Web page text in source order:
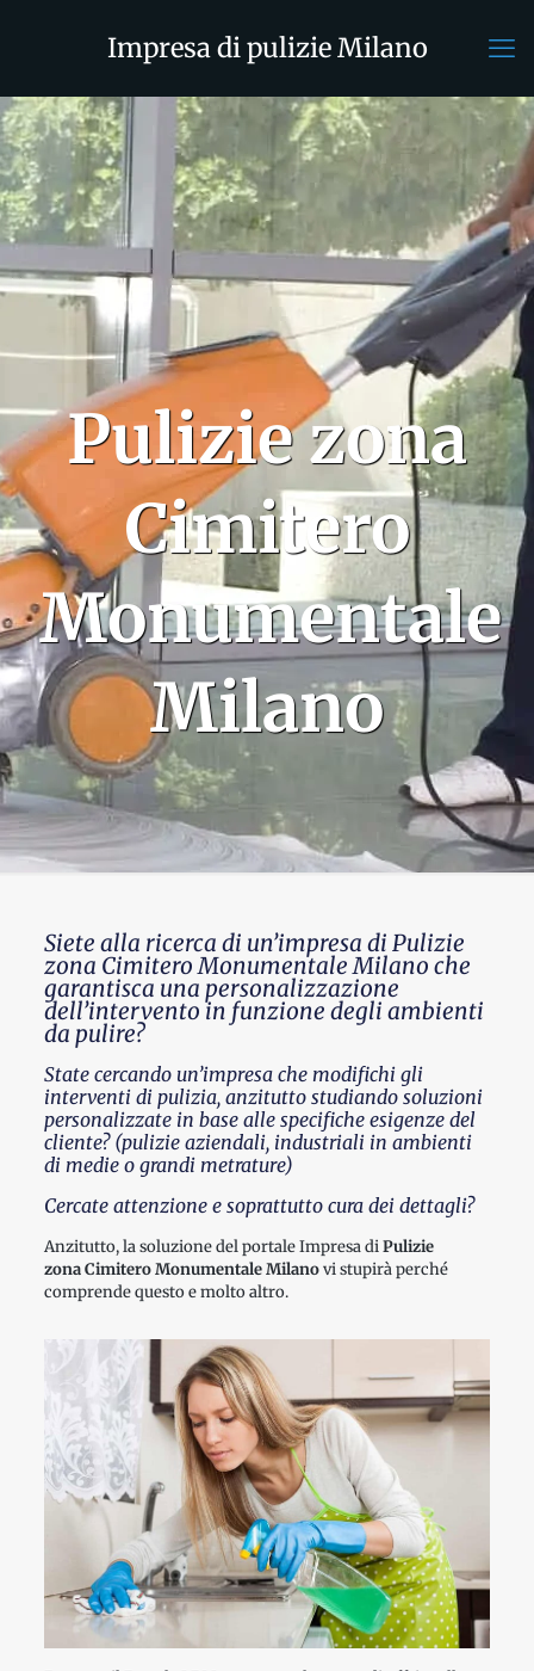
Impresa di pulizie Milano
Pulizie zona
Cimitero
Monumentale
Milano
Siete alla ricerca di un’impresa di Pulizie
zona Cimitero Monumentale Milano che
garantisca una personalizzazione
dell’intervento in funzione degli ambienti
da pulire?
State cercando un’impresa che modifichi gli
interventi di pulizia, anzitutto studiando soluzioni
personalizzate in base alle specifiche esigenze del
cliente? (pulizie aziendali, industriali in ambienti
di medie o grandi metrature)
Cercate attenzione e soprattutto cura dei dettagli?
Anzitutto, la soluzione del portale Impresa diPulizie
zona Cimitero Monumentale Milanovi stupirà perché
comprende questo e molto altro.